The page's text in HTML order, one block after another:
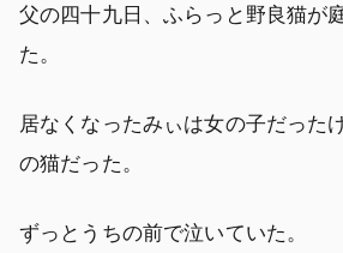
父の四十九日、ふらっと野良猫が
た。
居なくなったみぃは女の子だった
の猫だった。
ずっとうちの前で泣いていた。